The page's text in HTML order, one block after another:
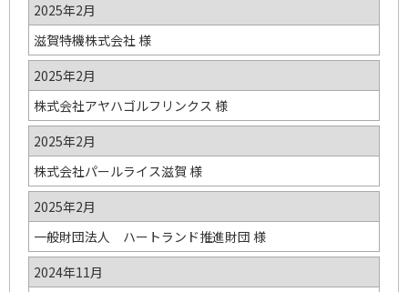
2025年2月
滋賀特機株式会社 様
2025年2月
株式会社アヤハゴルフリンクス 様
2025年2月
株式会社パールライス滋賀 様
2025年2月
一般財団法人 ハートランド推進財団 様
2024年11月